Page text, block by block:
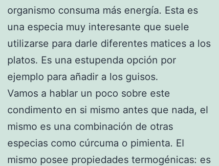
organismo consuma más energía. Esta es
una especia muy interesante que suele
utilizarse para darle diferentes matices a los
platos. Es una estupenda opción por
ejemplo para añadir a los guisos.
Vamos a hablar un poco sobre este
condimento en si mismo antes que nada, el
mismo es una combinación de otras
especias como cúrcuma o pimienta. El
mismo posee propiedades termogénicas: es